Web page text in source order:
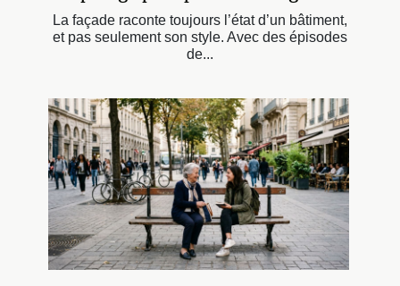
La façade raconte toujours l’état d’un bâtiment,
et pas seulement son style. Avec des épisodes
de...